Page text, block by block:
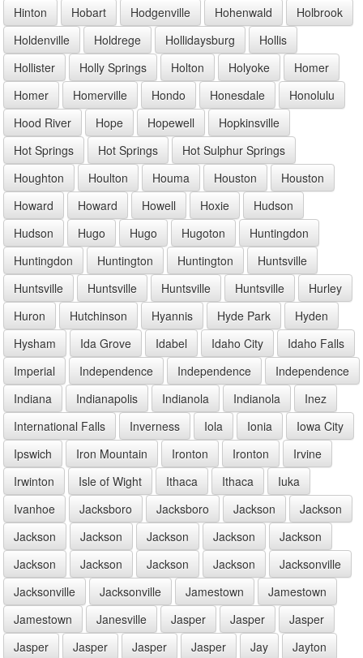
Hinton
Hobart Hodgenville Hohenwald
Holbrook
Holdenville
Holdrege Hollidaysburg
Hollis
Hollister
Holly Springs Holton Holyoke
Homer
Homer
Homerville Hondo Honesdale
Honolulu
Hood River
Hope Hopewell
Hopkinsville
Hot Springs
Hot Springs
Hot Sulphur Springs
Houghton
Houlton Houma Houston
Houston
Howard
Howard Howell Hoxie
Hudson
Hudson
Hugo Hugo Hugoton
Huntingdon
Huntingdon
Huntington Huntington
Huntsville
Huntsville
Huntsville Huntsville Huntsville
Hurley
Huron
Hutchinson Hyannis Hyde Park
Hyden
Hysham
Ida Grove Idabel Idaho City
Idaho Falls
Imperial
Independence Independence
Independence
Indiana
Indianapolis Indianola Indianola
Inez
International Falls
Inverness Iola Ionia
Iowa City
Ipswich
Iron Mountain Ironton Ironton
Irvine
Irwinton
Isle of Wight Ithaca Ithaca
Iuka
Ivanhoe
Jacksboro Jacksboro Jackson
Jackson
Jackson
Jackson Jackson Jackson
Jackson
Jackson
Jackson Jackson Jackson
Jacksonville
Jacksonville
Jacksonville Jamestown
Jamestown
Jamestown
Janesville Jasper Jasper
Jasper
Jasper
Jasper Jasper Jasper Jay Jayton